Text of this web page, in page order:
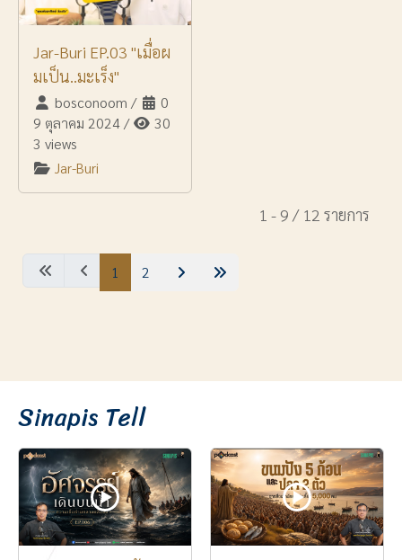
Jar-Buri EP.03 "เมื่อผ
มเป็น..มะเร็ง"
bosconoom /
0
9 ตุลาคม 2024/
30
3 views
Jar-Buri
1 - 9 / 12 รายการ
1 2
Sinapis Tell